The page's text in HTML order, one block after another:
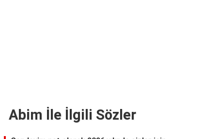
Abim İle İlgili Sözler